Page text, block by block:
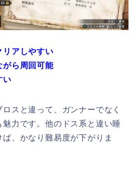
リアしやすい
がら周回可能
い
スと違って、ガンナーでなく
力です。他のドス系と違い睡
、かなり難易度が下がりま